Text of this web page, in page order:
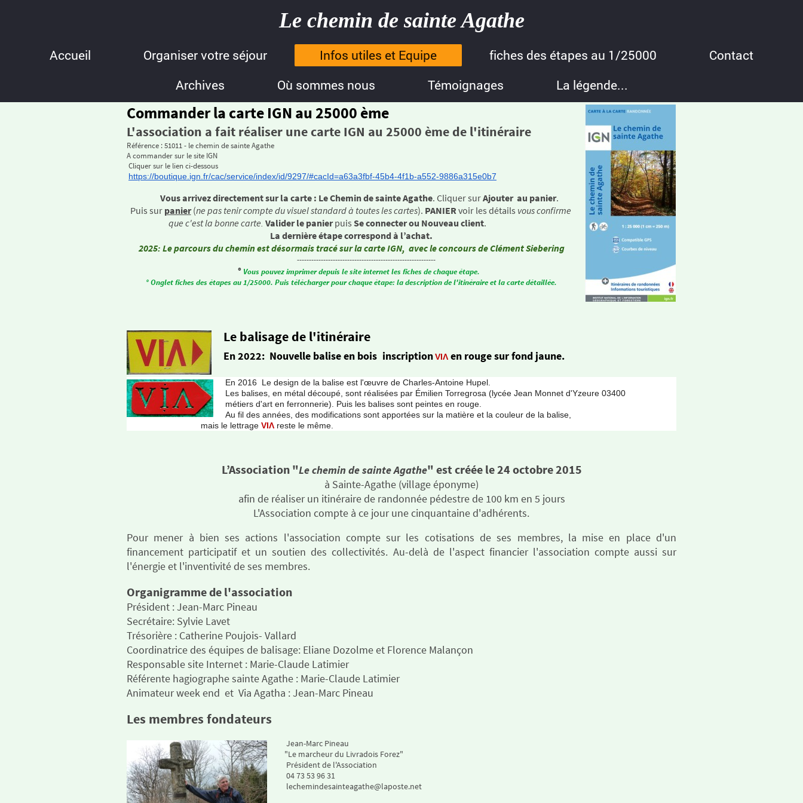
Le chemin de sainte Agathe
Accueil Organiser votre séjour Infos utiles et Equipe fiches des étapes au 1/25000
Contact
Archives
Où sommes nous Témoignages La légende...
Commander la carte IGN au 25000 ème
L'association a fait réaliser une carte IGN au 25000 ème de l'itinéraire
Référence : 51011 - le chemin de sainte Agathe
A commander sur le site IGN
Cliquer sur le lien ci-dessous
https://boutique.ign.fr/cac/service/index/id/9297/#cacId=a63a3fbf-45b4-4f1b-a552-9886a315e0b7
Vous arrivez directement sur la carte : Le Chemin de sainte Agathe. Cliquer surAjouter au panier.
Puis sur panier (ne pas tenir compte du visuel standard à toutes les cartes). PANIER voir les détails vous confirme
que c'est la bonne carte. Valider le panier puis Se connecter ou Nouveau client.
La dernière étape correspond à l’achat.
2025: Le parcours du chemin est désormais tracé sur la carte IGN, avec le concours de Clément Siebering
----------------------------------------------------------
Vo ° Vous pouvez imprimer depuis le site internet les fiches de chaque étape.
° Onglet fiches des étapes au 1/25000. Puis télécharger pour chaque étape: la description de l'itinéraire et la carte détaillée.
Le balisage de l'itinéraire
En 2022: Nouvelle balise en bois inscriptionVIɅ en rouge sur fond jaune.
En 2016 Le design de la balise est l'œuvre de Charles-Antoine Hupel.
Les balises, en métal découpé, sont réalisées par Émilien Torregrosa (lycée Jean Monnet d'Yzeure 03400
métiers d'art en ferronnerie). Puis les balises sont peintes en rouge.
Au fil des années, des modifications sont apportées sur la matière et la couleur de la balise,
mais le lettrage VIɅ reste le même.
L’Association "Le chemin de sainte Agathe" est créée le 24 octobre 2015
à Sainte-Agathe (village éponyme)
afin de réaliser un itinéraire de randonnée pédestre de 100 km en 5 jours
L'Association compte à ce jour une cinquantaine d'adhérents.
Pour mener à bien ses actions l'association compte sur les cotisations de ses membres, la mise en place d'un
financement participatif et un soutien des collectivités. Au-delà de l'aspect financier l'association compte aussi sur
l'énergie et l'inventivité de ses membres.
Organigramme de l'association
Président : Jean-Marc Pineau
Secrétaire: Sylvie Lavet
Trésorière : Catherine Poujois- Vallard
Coordinatrice des équipes de balisage: Eliane Dozolme et Florence Malançon
Responsable site Internet : Marie-Claude Latimier
Référente hagiographe sainte Agathe : Marie-Claude Latimier
Animateur week end et Via Agatha : Jean-Marc Pineau
Les membres fondateurs
Jean-Marc Pineau
"Le marcheur du Livradois Forez"
Président de l'Association
04 73 53 96 31
lechemindesainteagathe@laposte.net